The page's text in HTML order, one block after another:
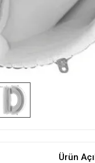
Ürün